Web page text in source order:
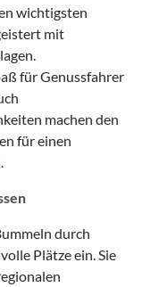
wichtigsten
mit
für Genussfahrer
machen den
für einen
durch
Plätze ein. Sie